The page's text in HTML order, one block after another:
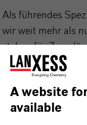
Als führendes
wir weit mehr als
stehen für
unseres Handelns
Kunden. Unsere
A website
available